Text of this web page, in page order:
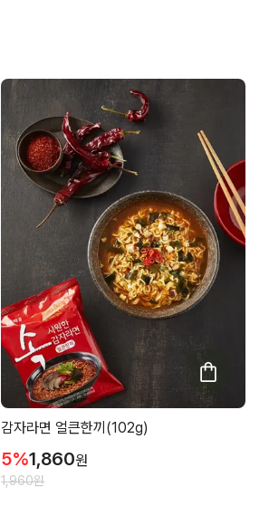
감자라면 얼큰한끼(102g)
5%1,860원
1,960원